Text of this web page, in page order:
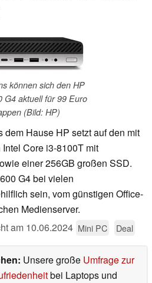
können sich den HP
G4 aktuell für 99 Euro
(Bild: HP)
dem Hause HP setzt auf den mit
Core i3-8100T mit
einer 256GB großen SSD.
G4 bei vielen
sein, vom günstigen Office-
Medienserver.
am 10.06.2024 Mini PC Deal
Unsere große Umfrage zur
bei Laptops und